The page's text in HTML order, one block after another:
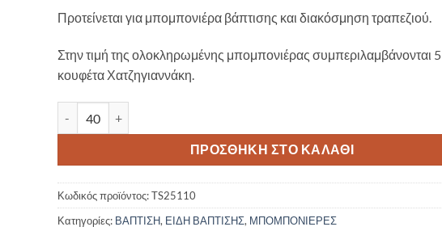
Προτείνεται για μπομπονιέρα βάπτισης και διακόσμηση τραπεζιού.
Στην τιμή της ολοκληρωμένης μπομπονιέρας συμπεριλαμβάνονται 5
κουφέτα Χατζηγιαννάκη.
ΠΡΟΣΘΉΚΗ ΣΤΟ ΚΑΛΆΘΙ
Κωδικός προϊόντος:TS25110
Κατηγορίες: ΒΑΠΤΙΣΗ, ΕΙΔΗ ΒΑΠΤΙΣΗΣ, ΜΠΟΜΠΟΝΙΕΡΕΣ